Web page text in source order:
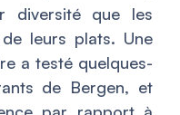
diversité que les
leurs plats. Une
a testé quelques-
de Bergen, et
par rapport à